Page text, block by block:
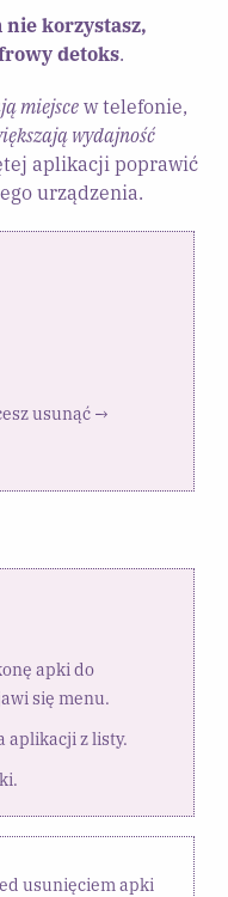
nie korzystasz,
detoks.
miejsce w telefonie,
wydajność
aplikacji poprawić
urządzenia.
usunąć →
apki do
się menu.
aplikacji z listy.
usunięciem apki